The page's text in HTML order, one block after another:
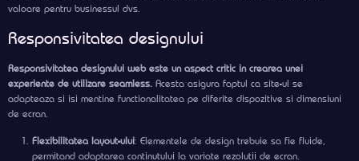
valoare pentru businessul dvs.
Responsivitatea designului
Responsivitatea designului web este un aspect critic in crearea unei
experiente de utilizare seamless. Acesta asigura faptul ca site-ul se
adapteaza si isi mentine functionalitatea pe diferite dispozitive si dimensiuni
de ecran.
Flexibilitatea layout-ului: Elementele de design trebuie sa fie fluide,
permitand adaptarea continutului la variate rezolutii de ecran.